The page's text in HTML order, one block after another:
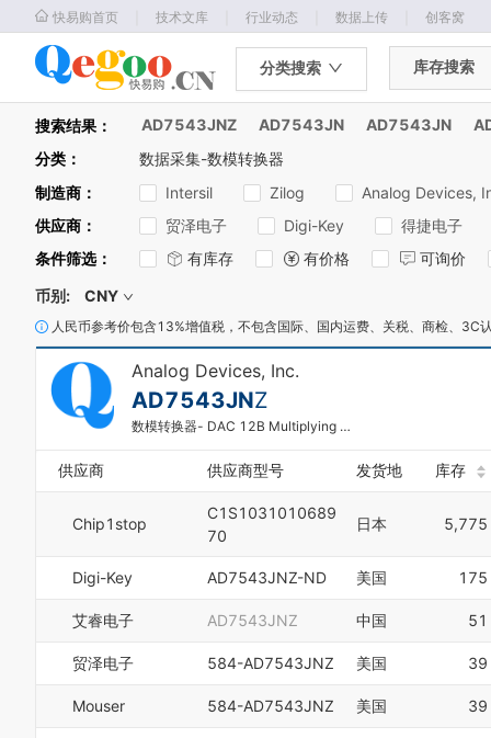
快易购首页 技术文库 行业动态 数据上传 创客窝
分类搜索 库存搜索
搜索结果： AD7543JNZ AD7543JN AD7543JN
分类 ：
数据采集-数模转换器
制造商 ： Intersil Zilog
Analog Devices,
供应商 ： 贸泽电子 Digi-Key
得捷电子
条件筛选： 有库存 有价格
可询价
币别:
CNY
人民币参考价包含13%增值税，不包含国际、国内运费、关税、商检、3C
Analog Devices, Inc.
AD7543JNZ
数模转换器- DAC 12B Multiplying I-out SERIAL
供应商 供应商型号 发货地 库存
Chip1stop
C1S1031010689
70
日本 5,775
Digi-Key AD7543JNZ-ND 美国 175
艾睿电子 AD7543JNZ 中国 51
贸泽电子 584-AD7543JNZ 美国 39
Mouser 584-AD7543JNZ 美国 39